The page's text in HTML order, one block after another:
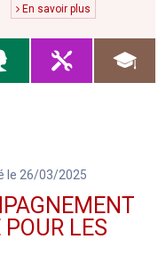
En savoir plus
le 26/03/2025
LES